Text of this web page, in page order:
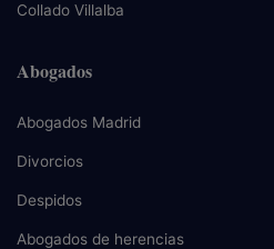
Collado Villalba
Abogados
Abogados Madrid
Divorcios
Despidos
Abogados de herencias